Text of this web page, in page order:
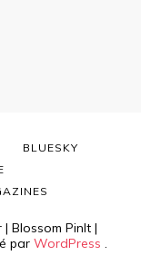
| Blossom PinIt |
par WordPress .
BLUESKY